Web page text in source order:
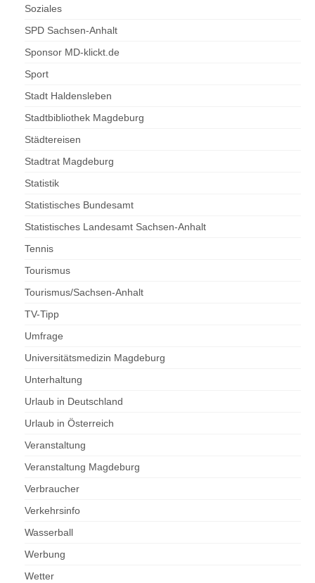
Soziales
SPD Sachsen-Anhalt
Sponsor MD-klickt.de
Sport
Stadt Haldensleben
Stadtbibliothek Magdeburg
Städtereisen
Stadtrat Magdeburg
Statistik
Statistisches Bundesamt
Statistisches Landesamt Sachsen-Anhalt
Tennis
Tourismus
Tourismus/Sachsen-Anhalt
TV-Tipp
Umfrage
Universitätsmedizin Magdeburg
Unterhaltung
Urlaub in Deutschland
Urlaub in Österreich
Veranstaltung
Veranstaltung Magdeburg
Verbraucher
Verkehrsinfo
Wasserball
Werbung
Wetter